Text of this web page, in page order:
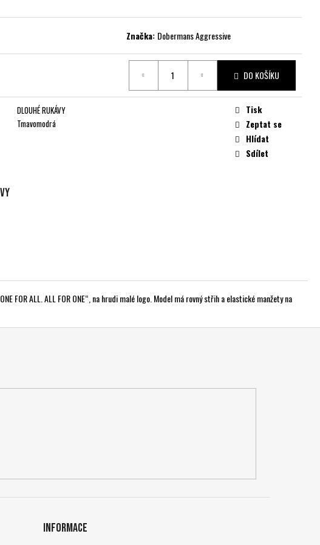
Značka: Dobermans Aggressive
DO KOŠÍKU
DLOUHÉ RUKÁVY
Tmavomodrá
Tisk
Zeptat se
Hlídat
Sdílet
FOR ALL. ALL FOR ONE“, na hrudi malé logo. Model má rovný střih a elastické manžety na
Informace